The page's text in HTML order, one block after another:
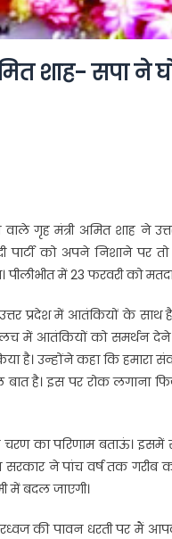
शाह- सपा ने
वाले गृह मंत्री अमित शाह ने
पार्टी को अपने निशाने पर
पीलीभीत में 23 फरवरी को
प्रदेश में आतंकियों के
में आतंकियों को समर्थन देने
है। उन्होंने कहा कि
बात है। इस पर रोक
का परिणाम बताऊं। इसमें
सरकार ने पांच वर्ष तक
में बदल जाएगी।
की पावन धरती पर मैं